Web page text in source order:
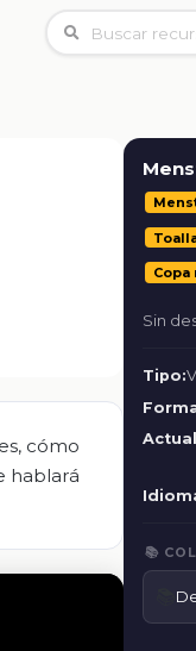
cómo
hablará
Copa
Sin
Tipo:
📚